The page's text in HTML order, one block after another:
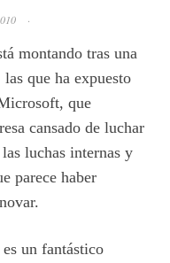
·
montando tras una
que ha expuesto
que
cansado de luchar
luchas internas y
parece haber
es un fantástico